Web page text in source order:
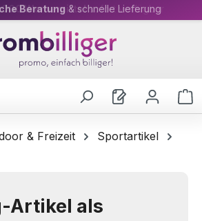
Beratung & schnelle Lieferung
& Freizeit
Sportartikel
Artikel als